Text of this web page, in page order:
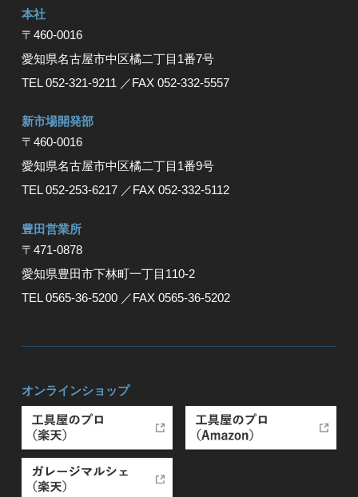
本社
〒460-0016
愛知県名古屋市中区橘⼆丁⽬1番7号
TEL 052-321-9211 ／FAX 052-332-5557
新市場開発部
〒460-0016
愛知県名古屋市中区橘二丁目1番9号
TEL 052-253-6217 ／FAX 052-332-5112
豊⽥営業所
〒471-0878
愛知県豊⽥市下林町⼀丁⽬110-2
TEL 0565-36-5200 ／FAX 0565-36-5202
オンラインショップ